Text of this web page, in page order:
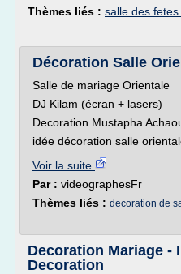
Thèmes liés : salle des
Décoration Salle
Salle de mariage Orientale
DJ Kilam (écran + lasers)
Decoration Mustapha
idée décoration salle
Voir la suite
Par : videographesFr
Thèmes liés : decoration de
Decoration Mariage -
Decoration